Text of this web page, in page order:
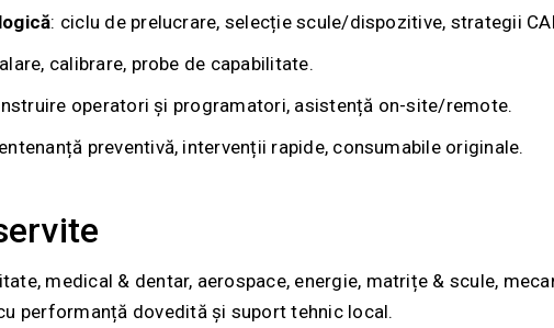
: ciclu de prelucrare, selecție scule/dispozitive, strategii
calibrare, probe de capabilitate.
operatori și programatori, asistență on-site/remote.
preventivă, intervenții rapide, consumabile originale.
medical & dentar, aerospace, energie, matrițe & scule,
performanță dovedită și suport tehnic local.